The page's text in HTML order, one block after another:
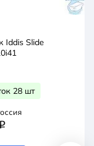
Iddis Slide
28 шт
q